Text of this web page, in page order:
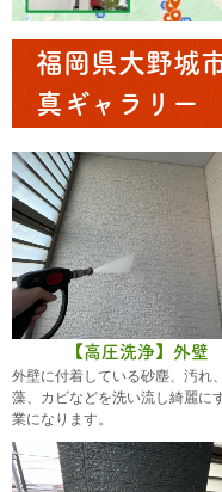
福岡県大野城
真ギャラリー
【高圧洗浄】外壁
外壁に付着している砂塵、汚れ
藻、カビなどを洗い流し綺麗に
業になります。